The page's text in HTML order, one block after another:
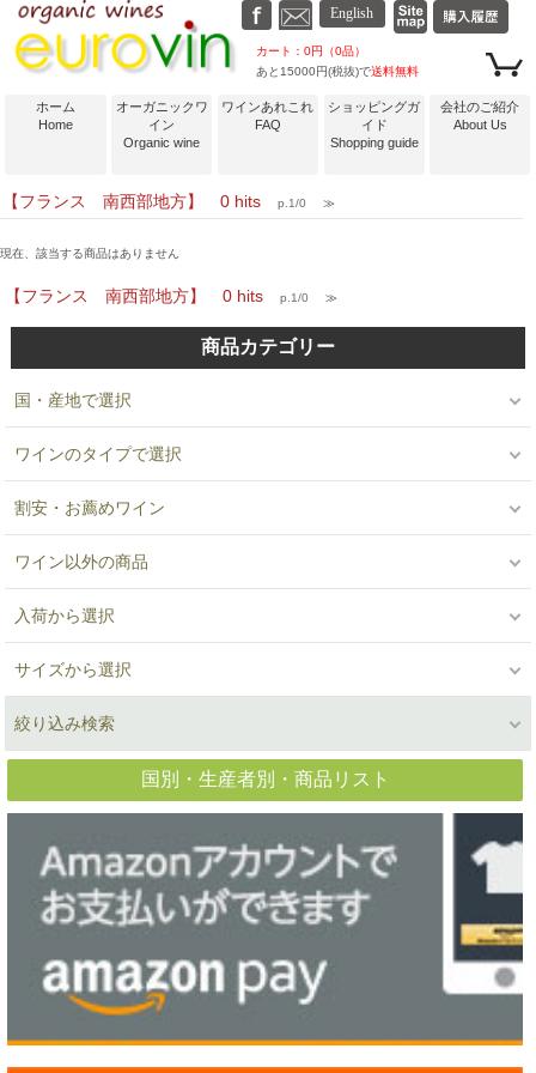
カート：0円（0品）
あと15000円(税抜)で送料無料
ホーム
Home
オーガニックワ
イン
Organic wine
ワインあれこれ
FAQ
ショッピングガ
イド
Shopping guide
会社のご紹介
About Us
【フランス 南西部地方】 0 hitsp.1/0 ≫
現在、該当する商品はありません
【フランス 南西部地方】 0 hitsp.1/0 ≫
商品カテゴリー
国・産地で選択
ワインのタイプで選択
割安・お薦めワイン
ワイン以外の商品
入荷から選択
サイズから選択
絞り込み検索
国別・生産者別・商品リスト